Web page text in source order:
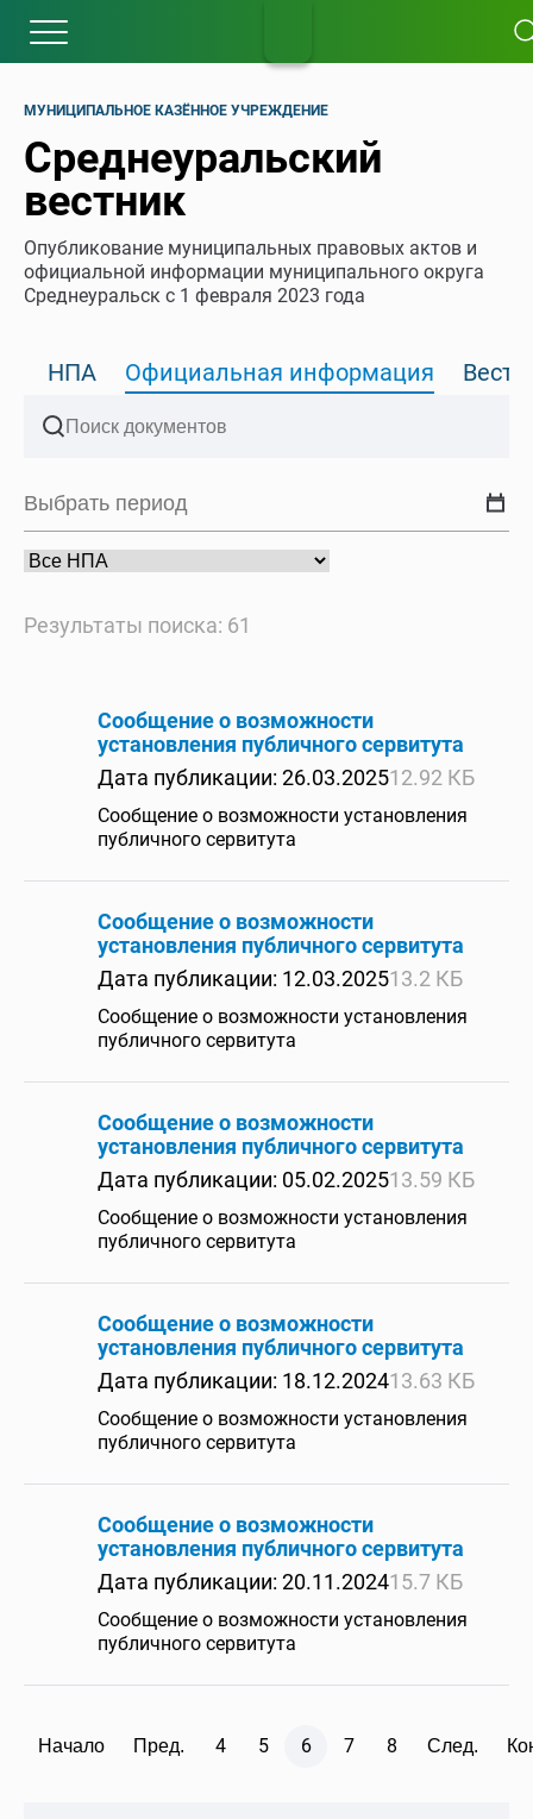
МУНИЦИПАЛЬНОЕ КАЗЁННОЕ УЧРЕЖДЕНИЕ
Среднеуральский
вестник
Опубликование муниципальных правовых актов и
официальной информации муниципального округа
Среднеуральск с 1 февраля 2023 года
НПА Официальная информация
Результаты поиска: 61
Сообщение о возможности
установления публичного сервитута
Дата публикации: 26.03.202512.92 КБ
Сообщение о возможности установления
публичного сервитута
Сообщение о возможности
установления публичного сервитута
Дата публикации: 12.03.202513.2 КБ
Сообщение о возможности установления
публичного сервитута
Сообщение о возможности
установления публичного сервитута
Дата публикации: 05.02.202513.59 КБ
Сообщение о возможности установления
публичного сервитута
Сообщение о возможности
установления публичного сервитута
Дата публикации: 18.12.202413.63 КБ
Сообщение о возможности установления
публичного сервитута
Сообщение о возможности
установления публичного сервитута
Дата публикации: 20.11.202415.7 КБ
Сообщение о возможности установления
публичного сервитута
Начало Пред. 4 5 6 7 8 След.